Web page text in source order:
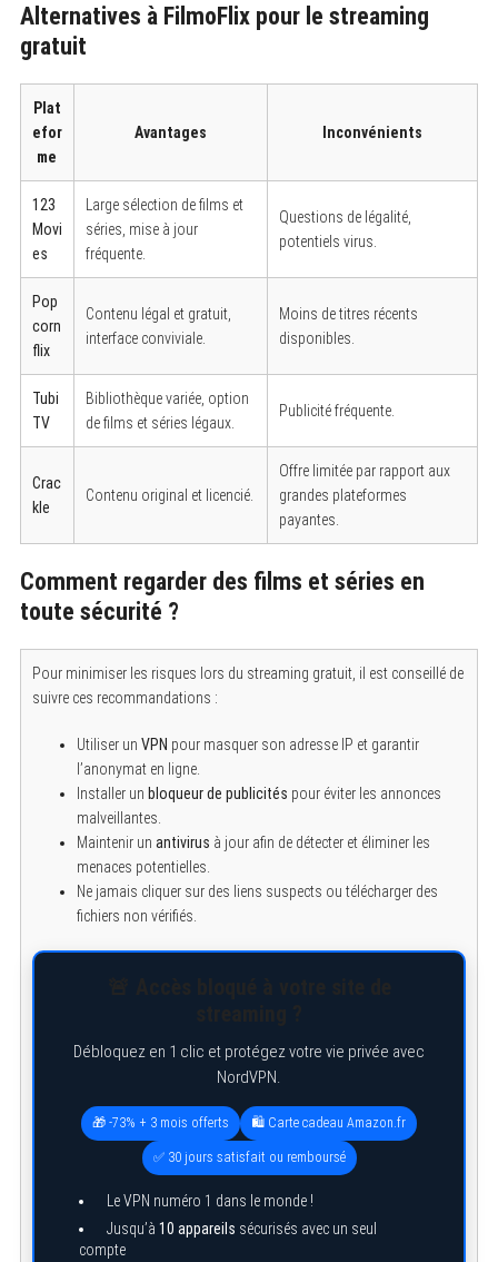
Alternatives à FilmoFlix pour le streaming
gratuit
Plat
efor
me
Avantages Inconvénients
123
Movi
es
Large sélection de films et
séries, mise à jour
fréquente.
Questions de légalité,
potentiels virus.
Pop
corn
flix
Contenu légal et gratuit,
interface conviviale.
Moins de titres récents
disponibles.
Tubi
TV
Bibliothèque variée, option
de films et séries légaux.
Publicité fréquente.
Crac
kle
Contenu original et licencié.
Offre limitée par rapport aux
grandes plateformes
payantes.
Comment regarder des films et séries en
toute sécurité ?
Pour minimiser les risques lors du streaming gratuit, il est conseillé de
suivre ces recommandations :
Utiliser un VPN pour masquer son adresse IP et garantir
l’anonymat en ligne.
Installer un bloqueur de publicités pour éviter les annonces
malveillantes.
Maintenir un antivirus à jour afin de détecter et éliminer les
menaces potentielles.
Ne jamais cliquer sur des liens suspects ou télécharger des
fichiers non vérifiés.
Débloquez en 1 clic et protégez votre vie privée avec
NordVPN.
🎁 -73% + 3 mois offerts 🛍️ Carte cadeau Amazon.fr
✅ 30 jours satisfait ou remboursé
Le VPN numéro 1 dans le monde !
Jusqu’à 10 appareils sécurisés avec un seul
compte
c
o